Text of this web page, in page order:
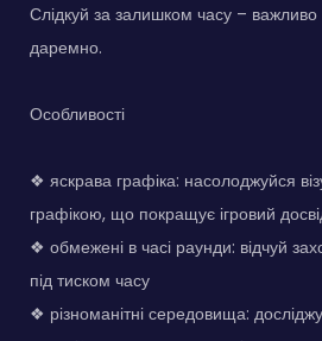
Слідкуй за залишком часу – важливо
даремно.
Особливості
❖ яскрава графіка: насолоджуйся
графікою, що покращує ігровий
❖ обмежені в часі раунди: відчуй
під тиском часу
❖ різноманітні середовища: